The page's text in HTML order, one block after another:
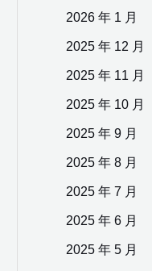
2026 年 1 月
2025 年 12 月
2025 年 11 月
2025 年 10 月
2025 年 9 月
2025 年 8 月
2025 年 7 月
2025 年 6 月
2025 年 5 月